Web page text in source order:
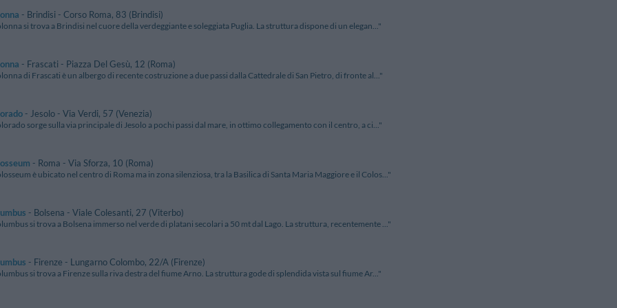
- Brindisi - Corso Roma, 83 (Brindisi)
si trova a Brindisi nel cuore della verdeggiante e soleggiata Puglia. La struttura dispone di un elegan..."
- Frascati - Piazza Del Gesù, 12 (Roma)
di Frascati è un albergo di recente costruzione a due passi dalla Cattedrale di San Pietro, di fronte al..."
- Jesolo - Via Verdi, 57 (Venezia)
sorge sulla via principale di Jesolo a pochi passi dal mare, in ottimo collegamento con il centro, a ci..."
- Roma - Via Sforza, 10 (Roma)
è ubicato nel centro di Roma ma in zona silenziosa, tra la Basilica di Santa Maria Maggiore e il Colos..."
- Bolsena - Viale Colesanti, 27 (Viterbo)
si trova a Bolsena immerso nel verde di platani secolari a 50 mt dal Lago. La struttura, recentemente ..."
- Firenze - Lungarno Colombo, 22/A (Firenze)
si trova a Firenze sulla riva destra del fiume Arno. La struttura gode di splendida vista sul fiume Ar..."